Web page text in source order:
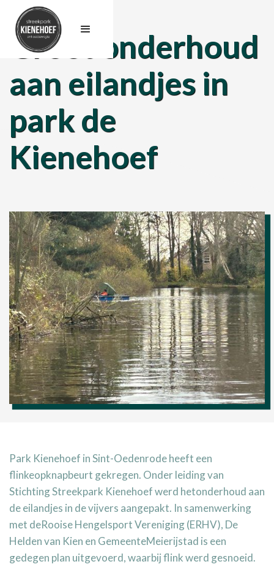
Groot onderhoud
aan eilandjes in
park de
Kienehoef
Park Kienehoef in Sint-Oedenrode heeft een
flinkeopknapbeurt gekregen. Onder leiding van
Stichting Streekpark Kienehoef werd hetonderhoud aan
de eilandjes in de vijvers aangepakt. In samenwerking
met deRooise Hengelsport Vereniging (ERHV), De
Helden van Kien en GemeenteMeierijstad is een
gedegen plan uitgevoerd, waarbij flink werd gesnoeid.